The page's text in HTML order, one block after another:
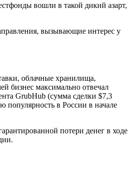
вошли в такой дикий азарт,
вызывающие интерес у
облачные хранилища,
бизнес максимально отвечал
GrubHub (сумма сделки $7,3
популярность в России в начале
потери денег в ходе